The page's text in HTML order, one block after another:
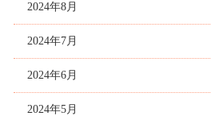
2024年8月
2024年7月
2024年6月
2024年5月